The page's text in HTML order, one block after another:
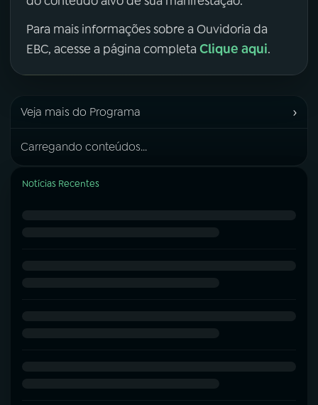
Para mais informações sobre a Ouvidoria da
EBC, acesse a página completa Clique aqui.
Veja mais do Programa ›
Carregando conteúdos...
Notícias Recentes